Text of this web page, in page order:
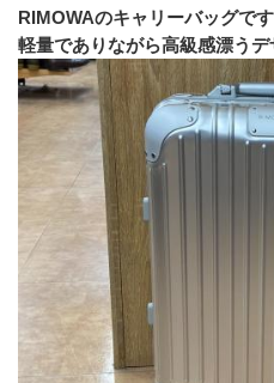
RIMOWAのキャリーバッグです
軽量でありながら高級感漂うデ